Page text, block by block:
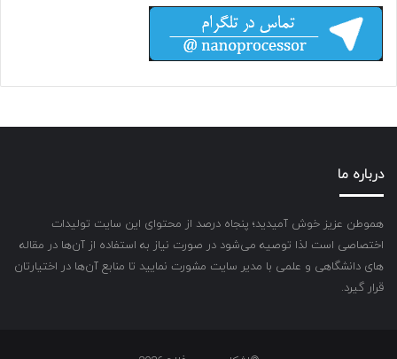
درباره ما
هموطن عزیز خوش آمیدید؛ پنجاه درصد از محتوای این سایت تولیدات
اختصاصی است لذا توصیه می‌شود در صورت نیاز به استفاده از آن‌ها در مقاله
های دانشگاهی و علمی با مدیر سایت مشورت نمایید تا منابع آن‌ها در اختیارتان
قرار گیرد.